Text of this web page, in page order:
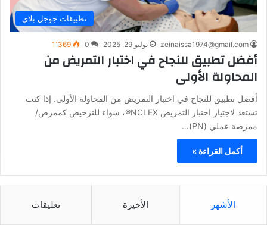
تطبيقات جوجل بلاي
zeinaissa1974@gmail.com يوليو 29, 2025 0 1٬369
أفضل تطبيق للنجاح في اختبار التمريض من
المحاولة الأولى
أفضل تطبيق للنجاح في اختبار التمريض من المحاولة الأولى. إذا كنت
تستعد لاجتياز اختبار التمريض NCLEX®، سواء للترخيص كممرض/
ممرضة عملي (PN)…
أكمل القراءة »
الأشهر الأخيرة تعليقات